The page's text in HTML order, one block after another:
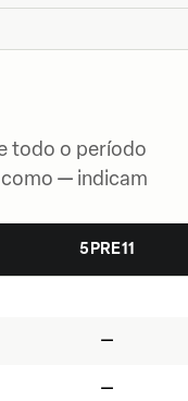
todo o período
— indicam
5PRE11
—
—